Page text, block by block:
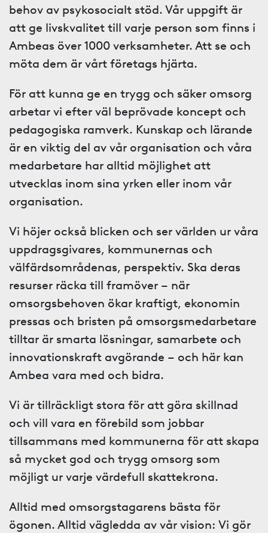
behov av psykosocialt stöd. Vår uppgift är
att ge livskvalitet till varje person som finns i
Ambeas över 1000 verksamheter. Att se och
möta dem är vårt företags hjärta.
För att kunna ge en trygg och säker omsorg
arbetar vi efter väl beprövade koncept och
pedagogiska ramverk. Kunskap och lärande
är en viktig del av vår organisation och våra
medarbetare har alltid möjlighet att
utvecklas inom sina yrken eller inom vår
organisation.
Vi höjer också blicken och ser världen ur våra
uppdragsgivares, kommunernas och
välfärdsområdenas, perspektiv. Ska deras
resurser räcka till framöver – när
omsorgsbehoven ökar kraftigt, ekonomin
pressas och bristen på omsorgsmedarbetare
tilltar är smarta lösningar, samarbete och
innovationskraft avgörande – och här kan
Ambea vara med och bidra.
Vi är tillräckligt stora för att göra skillnad
och vill vara en förebild som jobbar
tillsammans med kommunerna för att skapa
så mycket god och trygg omsorg som
möjligt ur varje värdefull skattekrona.
Alltid med omsorgstagarens bästa för
ögonen. Alltid vägledda av vår vision: Vi gör